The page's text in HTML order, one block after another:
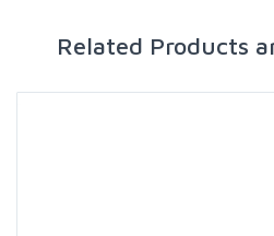
Related Products